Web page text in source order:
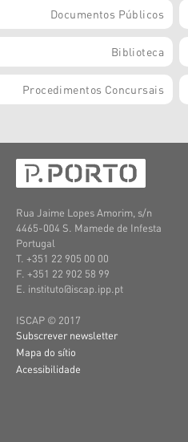
Documentos Públicos
Biblioteca
Procedimentos Concursais
Rua Jaime Lopes Amorim, s/n
4465-004 S. Mamede de Infesta
Portugal
T. +351 22 905 00 00
F. +351 22 902 58 99
E. instituto@iscap.ipp.pt
ISCAP © 2017
Subscrever newsletter
Mapa do sítio
Acessibilidade